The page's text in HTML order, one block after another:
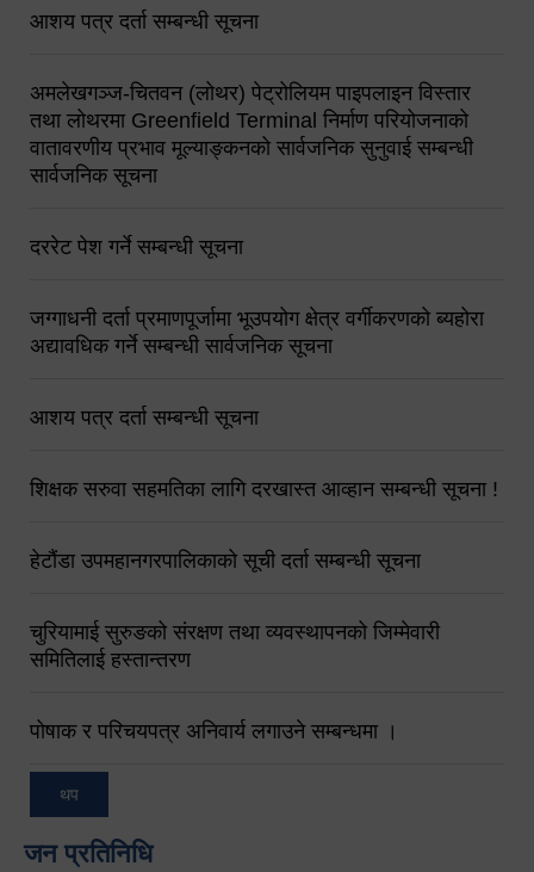
आशय पत्र दर्ता सम्बन्धी सूचना
अमलेखगञ्ज-चितवन (लोथर) पेट्रोलियम पाइपलाइन विस्तार
तथा लोथरमा Greenfield Terminal निर्माण परियोजनाको
वातावरणीय प्रभाव मूल्याङ्कनको सार्वजनिक सुनुवाई सम्बन्धी
सार्वजनिक सूचना
दररेट पेश गर्ने सम्बन्धी सूचना
जग्गाधनी दर्ता प्रमाणपूर्जामा भूउपयोग क्षेत्र वर्गीकरणको ब्यहोरा
अद्यावधिक गर्ने सम्बन्धी सार्वजनिक सूचना
आशय पत्र दर्ता सम्बन्धी सूचना
शिक्षक सरुवा सहमतिका लागि दरखास्त आव्हान सम्बन्धी सूचना !
हेटौंडा उपमहानगरपालिकाको सूची दर्ता सम्बन्धी सूचना
चुरियामाई सुरुङको संरक्षण तथा व्यवस्थापनको जिम्मेवारी
समितिलाई हस्तान्तरण
पोषाक र परिचयपत्र अनिवार्य लगाउने सम्बन्धमा ।
थप
जन प्रतिनिधि